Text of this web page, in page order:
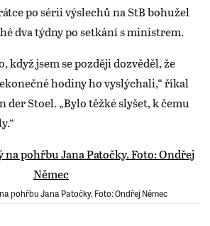
po sérii výslechů na StB bohužel
dva týdny po setkání s ministrem.
když jsem se později dozvěděl, že
hodiny ho vyslýchali,“ říkal
der Stoel. „Bylo těžké slyšet, k čemu
pohřbu Jana Patočky. Foto: Ondřej Němec